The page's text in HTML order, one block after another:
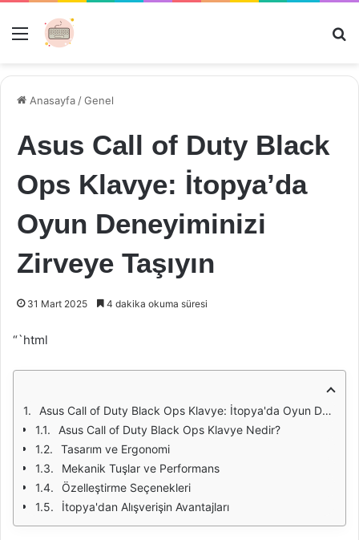
Menü
Anasayfa /Genel
Asus Call of Duty Black
Ops Klavye: İtopya’da
Oyun Deneyiminizi
Zirveye Taşıyın
31 Mart 2025 4 dakika okuma süresi
“`html
Asus Call of Duty Black Ops Klavye: İtopya'da Oyun Deneyiminizi Zirveye Taşıyın
Asus Call of Duty Black Ops Klavye Nedir?
Tasarım ve Ergonomi
Mekanik Tuşlar ve Performans
Özelleştirme Seçenekleri
İtopya'dan Alışverişin Avantajları